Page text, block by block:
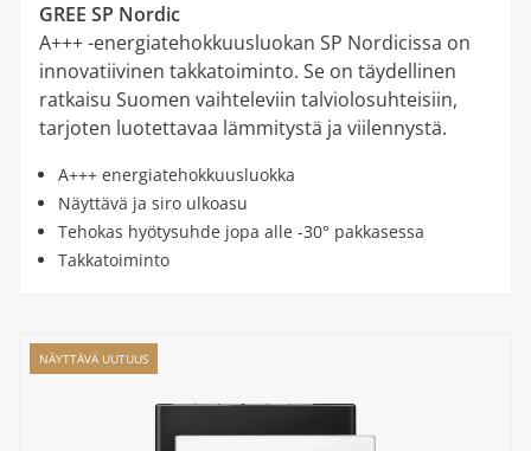
GREE SP Nordic
A+++ -energiatehokkuusluokan SP Nordicissa on
innovatiivinen takkatoiminto. Se on täydellinen
ratkaisu Suomen vaihteleviin talviolosuhteisiin,
tarjoten luotettavaa lämmitystä ja viilennystä.
A+++ energiatehokkuusluokka
Näyttävä ja siro ulkoasu
Tehokas hyötysuhde jopa alle -30° pakkasessa
Takkatoiminto
NÄYTTÄVÄ UUTUUS